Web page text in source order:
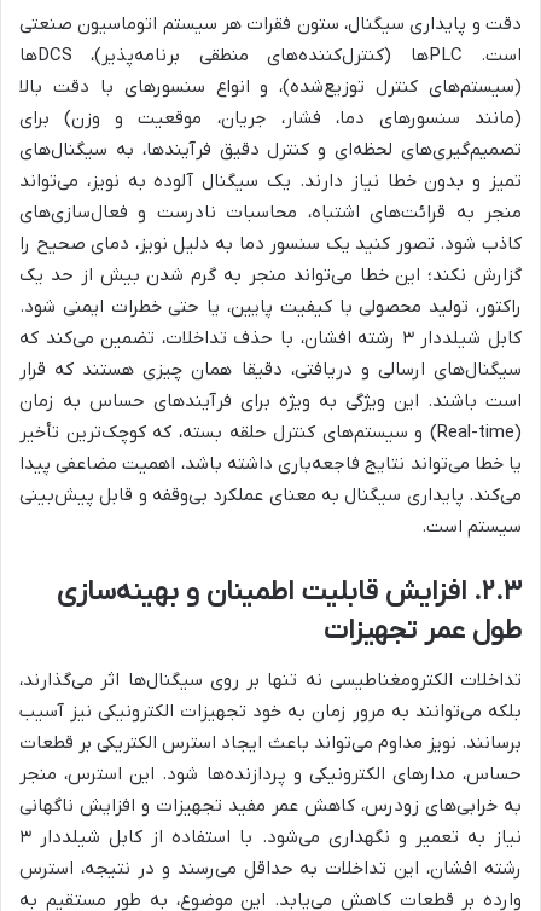
دقت و پایداری سیگنال، ستون فقرات هر سیستم اتوماسیون صنعتی
است. PLCها (کنترل‌کننده‌های منطقی برنامه‌پذیر)، DCSها
(سیستم‌های کنترل توزیع‌شده)، و انواع سنسورهای با دقت بالا
(مانند سنسورهای دما، فشار، جریان، موقعیت و وزن) برای
تصمیم‌گیری‌های لحظه‌ای و کنترل دقیق فرآیندها، به سیگنال‌های
تمیز و بدون خطا نیاز دارند. یک سیگنال آلوده به نویز، می‌تواند
منجر به قرائت‌های اشتباه، محاسبات نادرست و فعال‌سازی‌های
کاذب شود. تصور کنید یک سنسور دما به دلیل نویز، دمای صحیح را
گزارش نکند؛ این خطا می‌تواند منجر به گرم شدن بیش از حد یک
راکتور، تولید محصولی با کیفیت پایین، یا حتی خطرات ایمنی شود.
کابل شیلددار ۳ رشته افشان، با حذف تداخلات، تضمین می‌کند که
سیگنال‌های ارسالی و دریافتی، دقیقا همان چیزی هستند که قرار
است باشند. این ویژگی به ویژه برای فرآیندهای حساس به زمان
(Real-time) و سیستم‌های کنترل حلقه بسته، که کوچک‌ترین تأخیر
یا خطا می‌تواند نتایج فاجعه‌باری داشته باشد، اهمیت مضاعفی پیدا
می‌کند. پایداری سیگنال به معنای عملکرد بی‌وقفه و قابل پیش‌بینی
سیستم است.
۲.۳. افزایش قابلیت اطمینان و بهینه‌سازی
طول عمر تجهیزات
تداخلات الکترومغناطیسی نه تنها بر روی سیگنال‌ها اثر می‌گذارند،
بلکه می‌توانند به مرور زمان به خود تجهیزات الکترونیکی نیز آسیب
برسانند. نویز مداوم می‌تواند باعث ایجاد استرس الکتریکی بر قطعات
حساس، مدارهای الکترونیکی و پردازنده‌ها شود. این استرس، منجر
به خرابی‌های زودرس، کاهش عمر مفید تجهیزات و افزایش ناگهانی
نیاز به تعمیر و نگهداری می‌شود. با استفاده از کابل شیلددار ۳
رشته افشان، این تداخلات به حداقل می‌رسند و در نتیجه، استرس
وارده بر قطعات کاهش می‌یابد. این موضوع، به طور مستقیم به